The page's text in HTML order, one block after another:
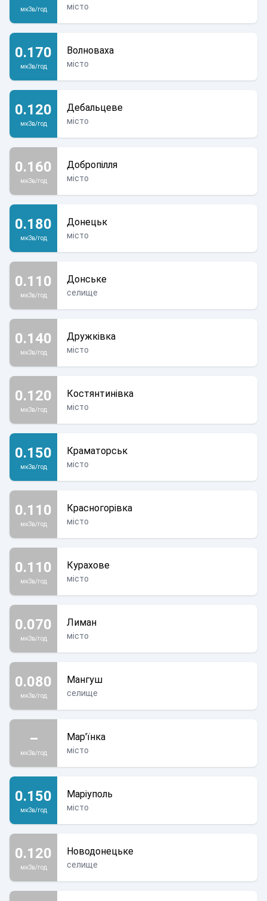
мкЗв/год місто
0.170
мкЗв/год
Волноваха
місто
0.120
мкЗв/год
Дебальцеве
місто
0.160
мкЗв/год
Добропілля
місто
0.180
мкЗв/год
Донецьк
місто
0.110
мкЗв/год
Донське
селище
0.140
мкЗв/год
Дружківка
місто
0.120
мкЗв/год
Костянтинівка
місто
0.150
мкЗв/год
Краматорськ
місто
0.110
мкЗв/год
Красногорівка
місто
0.110
мкЗв/год
Курахове
місто
0.070
мкЗв/год
Лиман
місто
0.080
мкЗв/год
Мангуш
селище
–
мкЗв/год
Мар'їнка
місто
0.150
мкЗв/год
Маріуполь
місто
0.120
мкЗв/год
Новодонецьке
селище